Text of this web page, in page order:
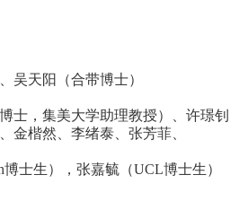
吴天阳（合带博士）
士，集美大学助理教授）、许璟钊
金楷然、李绪泰、张芳菲、
士生），张嘉毓（UCL博士生）